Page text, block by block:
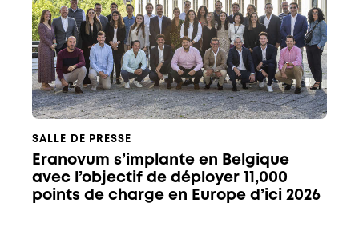
SALLE DE PRESSE
Eranovum s’implante en Belgique
avec l’objectif de déployer 11,000
points de charge en Europe d’ici 2026